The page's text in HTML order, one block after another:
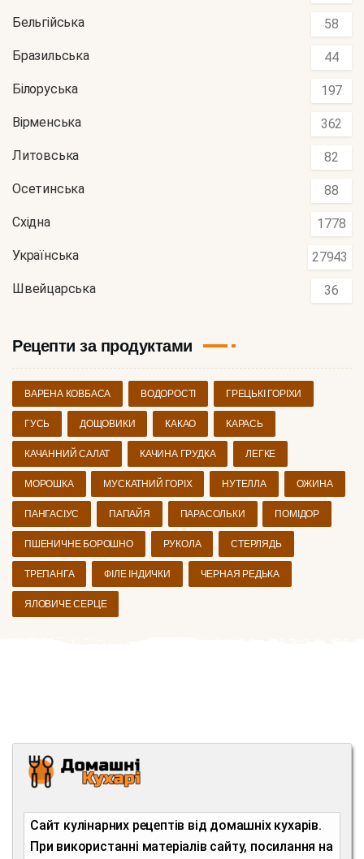
Бельгійська 58
Бразильська 44
Білоруська 197
Вірменська 362
Литовська 82
Осетинська 88
Східна 1778
Українська 27943
Швейцарська 36
Рецепти за продуктами
ВАРЕНА КОВБАСА ВОДОРОСТІ ГРЕЦЬКІ ГОРІХИ
ГУСЬ ДОЩОВИКИ КАКАО КАРАСЬ
КАЧАННИЙ САЛАТ КАЧИНА ГРУДКА ЛЕГКЕ
МОРОШКА МУСКАТНИЙ ГОРІХ НУТЕЛЛА ОЖИНА
ПАНГАСІУС ПАПАЙЯ ПАРАСОЛЬКИ ПОМІДОР
ПШЕНИЧНЕ БОРОШНО РУКОЛА СТЕРЛЯДЬ
ТРЕПАНГА ФІЛЕ ІНДИЧКИ ЧЕРНАЯ РЕДЬКА
ЯЛОВИЧЕ СЕРЦЕ
Сайт кулінарних рецептів від домашніх кухарів.
При використанні матеріалів сайту, посилання на